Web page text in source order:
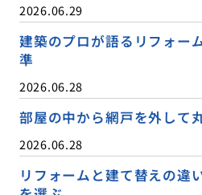
2026.06.29
建築のプロが語るリフォー
準
2026.06.28
部屋の中から網戸を外して
2026.06.28
リフォームと建て替えの違